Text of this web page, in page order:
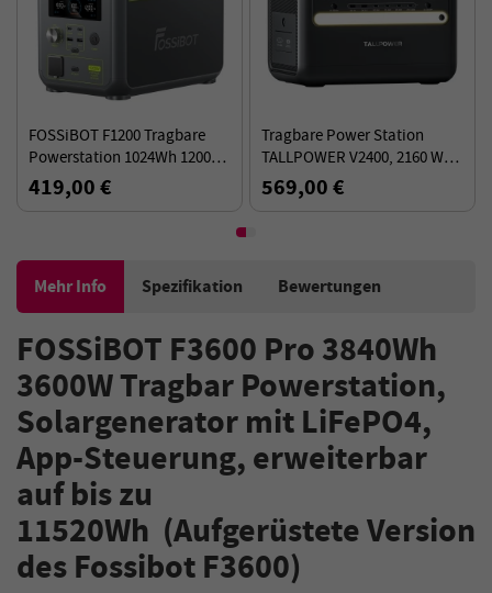
FOSSiBOT F1200 Tragbare
Powerstation 1024Wh 1200W,
Solargenerator mit LiFePO4-
Batterie, Schnellladung 0–
419,00 €
Tragbare Power Station
TALLPOWER V2400, 2160 Wh
LiFePo4, 2400 W AC-Ausgang,
USV, 13 Ausgänge
569,00 €
Mehr Info Spezifikation Bewertungen
FOSSiBOT F3600 Pro 3840Wh
3600W Tragbar Powerstation,
Solargenerator mit LiFePO4,
App-Steuerung, erweiterbar
auf bis zu
11520Wh (Aufgerüstete Version
des Fossibot F3600)